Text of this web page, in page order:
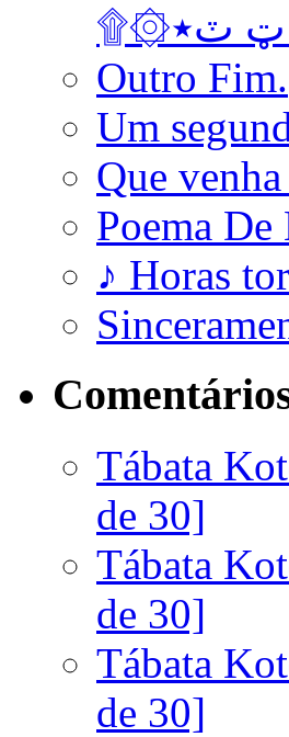
Outro Fim.
Um
Que venha
Poema
♪ Horas
Tábata
de 30]
Tábata
de 30]
Tábata
de 30]